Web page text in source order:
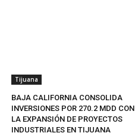
Tijuana
BAJA CALIFORNIA CONSOLIDA
INVERSIONES POR 270.2 MDD CON
LA EXPANSIÓN DE PROYECTOS
INDUSTRIALES EN TIJUANA